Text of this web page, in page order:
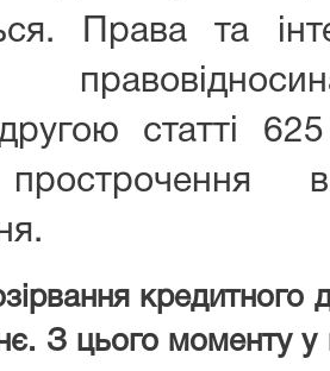
Права та
статті
кредитного
З цього моменту у